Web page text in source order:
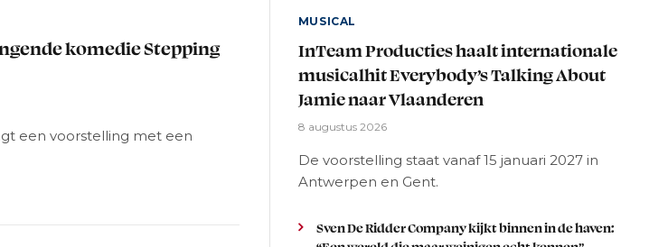
komedie Stepping
een voorstelling met een
MUSICAL
InTeam Producties haalt internationale
musicalhit Everybody’s Talking About
Jamie naar Vlaanderen
8 augustus 2026
De voorstelling staat vanaf 15 januari 2027 in
Antwerpen en Gent.
Sven De Ridder Company kijkt binnen in de haven: